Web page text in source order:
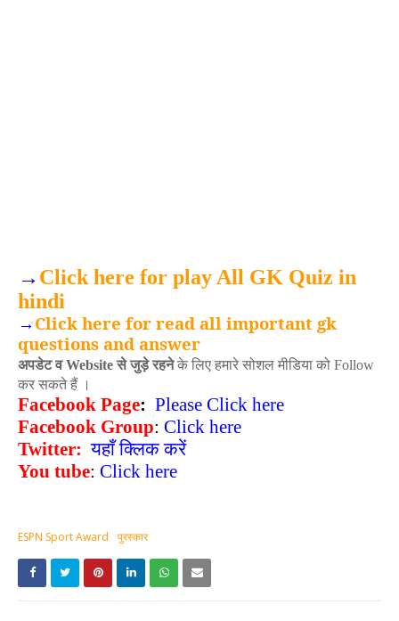
→ Click here for play All GK Quiz in
hindi
→ Click here for read all important gk
questions and answer
अपडेट वWebsiteसे जुड़े रहनेके लिए हमारे सोशल मीडियाको Follow
कर सकते हैं ।
Facebook Page: Please Click here
Facebook Group: Click here
Twitter: यहाँ क्लिक करें
You tube: Click here
ESPN Sport Award पुरस्‍कार